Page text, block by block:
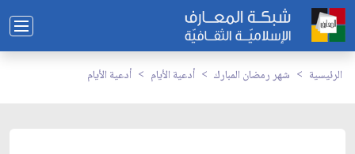
الرئيسية شهر رمضان المبارك أدعية الأيام أدعية الأيام